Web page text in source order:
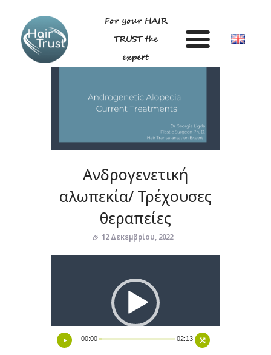
For your HAIR
TRUST the
expert
ΑΝΔΡΟΓΕΝΕΤΙΚΗ ΑΛΩΠΕΚΙΑ –
ΣΥΧΝΕΣ ΕΡΩΤΗΣΕΙΣ
Ανδρογενετική
αλωπεκία/ Τρέχουσες
θεραπείες
12 Δεκεμβρίου, 2022
00:00 02:13